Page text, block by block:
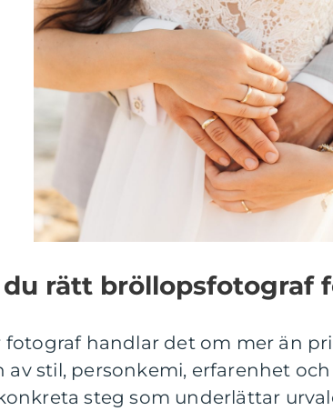
du rätt bröllopsfotograf
fotograf handlar det om mer än
stil, personkemi, erfarenhet
steg som underlättar